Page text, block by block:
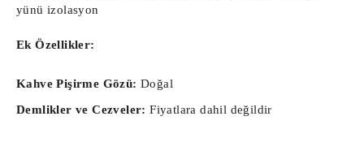
yünü izolasyon
Ek Özellikler:
Kahve Pişirme Gözü: Doğal
Demlikler ve Cezveler: Fiyatlara dahil değildir